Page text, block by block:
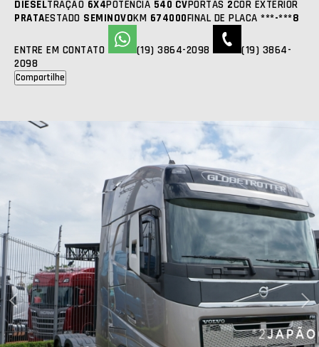
DIESELTRAÇÃO 6X4POTÊNCIA 540 CVPORTAS 2COR EXTERIOR
PRATAESTADO SEMINOVOKM 674000FINAL DE PLACA ***-***8
ENTRE EM CONTATO (19) 3864-2098
(19) 3864-
2098
Compartilhe